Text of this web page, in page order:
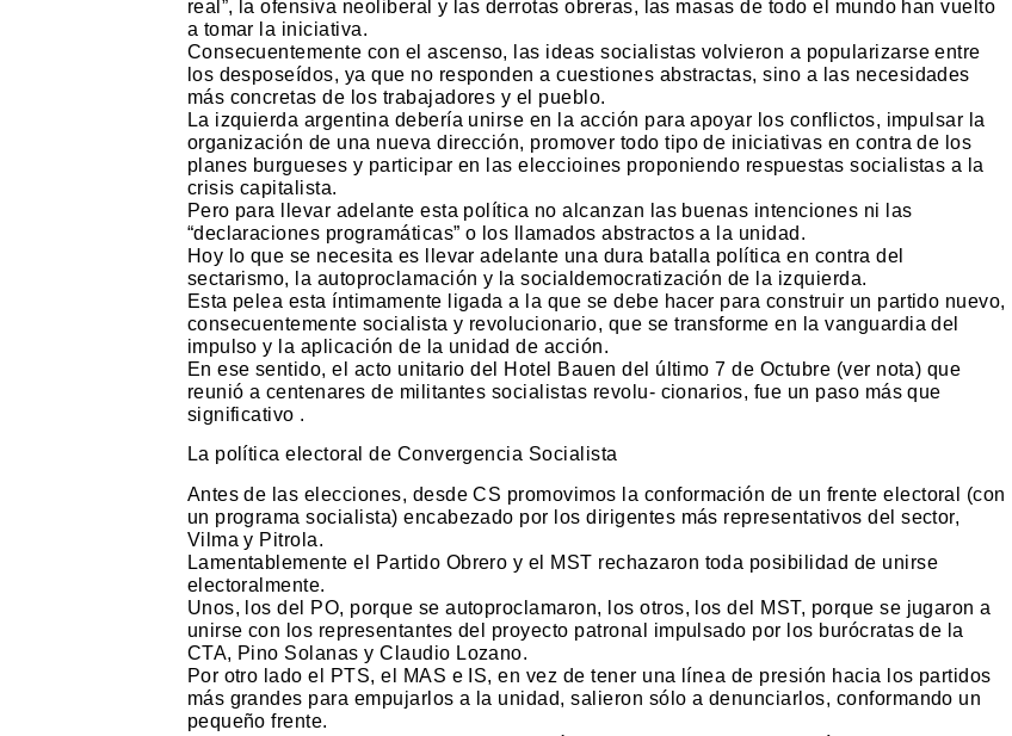
real”, la ofensiva neoliberal y las derrotas obreras, las masas de todo el mundo han vuelto
a tomar la iniciativa.
Consecuentemente con el ascenso, las ideas socialistas volvieron a popularizarse entre
los desposeídos, ya que no responden a cuestiones abstractas, sino a las necesidades
más concretas de los trabajadores y el pueblo.
La izquierda argentina debería unirse en la acción para apoyar los conflictos, impulsar la
organización de una nueva dirección, promover todo tipo de iniciativas en contra de los
planes burgueses y participar en las eleccioines proponiendo respuestas socialistas a la
crisis capitalista.
Pero para llevar adelante esta política no alcanzan las buenas intenciones ni las
“declaraciones programáticas” o los llamados abstractos a la unidad.
Hoy lo que se necesita es llevar adelante una dura batalla política en contra del
sectarismo, la autoproclamación y la socialdemocratización de la izquierda.
Esta pelea esta íntimamente ligada a la que se debe hacer para construir un partido nuevo,
consecuentemente socialista y revolucionario, que se transforme en la vanguardia del
impulso y la aplicación de la unidad de acción.
En ese sentido, el acto unitario del Hotel Bauen del último 7 de Octubre (ver nota) que
reunió a centenares de militantes socialistas revolu- cionarios, fue un paso más que
significativo .
La política electoral de Convergencia Socialista
Antes de las elecciones, desde CS promovimos la conformación de un frente electoral (con
un programa socialista) encabezado por los dirigentes más representativos del sector,
Vilma y Pitrola.
Lamentablemente el Partido Obrero y el MST rechazaron toda posibilidad de unirse
electoralmente.
Unos, los del PO, porque se autoproclamaron, los otros, los del MST, porque se jugaron a
unirse con los representantes del proyecto patronal impulsado por los burócratas de la
CTA, Pino Solanas y Claudio Lozano.
Por otro lado el PTS, el MAS e IS, en vez de tener una línea de presión hacia los partidos
más grandes para empujarlos a la unidad, salieron sólo a denunciarlos, conformando un
pequeño frente.